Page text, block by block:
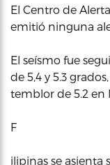
El Centro de
emitió ninguna
El seísmo fue
de 5,4 y 5.3
temblor de 5.2 en
F
ilipinas se asienta